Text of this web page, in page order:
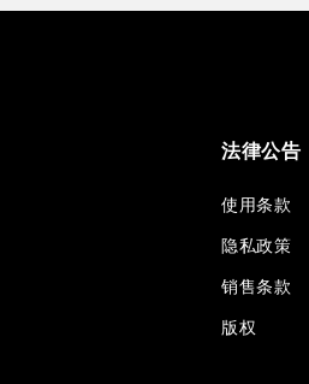
法律公告
使用条款
隐私政策
销售条款
版权